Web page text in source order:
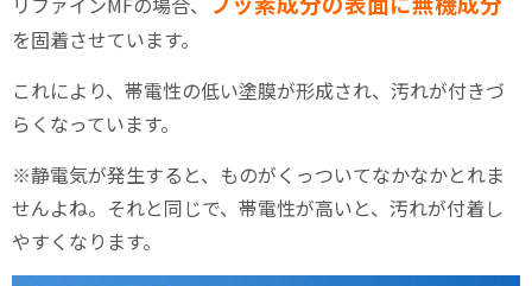
を固着させています。
これにより、帯電性の低い塗膜が形成され、汚れが付きづ
らくなっています。
※静電気が発生すると、ものがくっついてなかなかとれま
せんよね。それと同じで、帯電性が高いと、汚れが付着し
やすくなります。